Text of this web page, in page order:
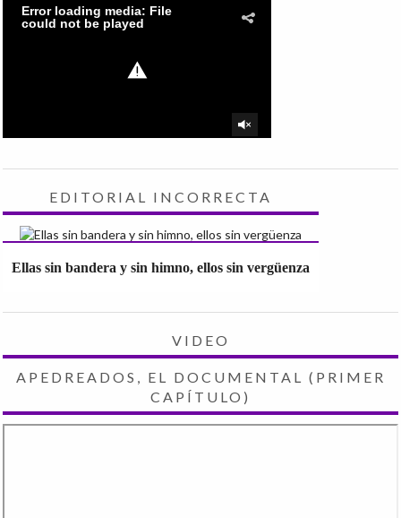
EDITORIAL INCORRECTA
Ellas sin bandera y sin himno, ellos sin vergüenza
VIDEO
APEDREADOS, EL DOCUMENTAL (PRIMER
CAPÍTULO)